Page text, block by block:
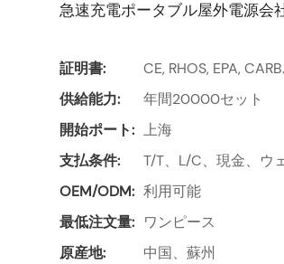
急速充電ポータブル屋外電源会
証明書:
CE, RHOS, EPA,
供給能力:
年間20000セット
開始ポート: 上海
支払条件:
T/T、L/C、現金、ウ
OEM/ODM: 利用可能
最低注文量: ワンピース
原産地:
中国、蘇州